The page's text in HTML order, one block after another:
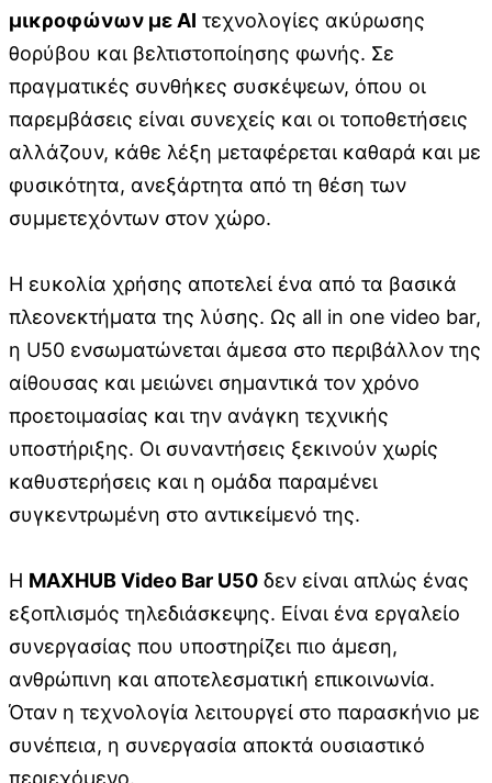
μικροφώνων με AI τεχνολογίες ακύρωσης
θορύβου και βελτιστοποίησης φωνής. Σε
πραγματικές συνθήκες συσκέψεων, όπου οι
παρεμβάσεις είναι συνεχείς και οι τοποθετήσεις
αλλάζουν, κάθε λέξη μεταφέρεται καθαρά και με
φυσικότητα, ανεξάρτητα από τη θέση των
συμμετεχόντων στον χώρο.
Η ευκολία χρήσης αποτελεί ένα από τα βασικά
πλεονεκτήματα της λύσης. Ως all in one video bar,
η U50 ενσωματώνεται άμεσα στο περιβάλλον της
αίθουσας και μειώνει σημαντικά τον χρόνο
προετοιμασίας και την ανάγκη τεχνικής
υποστήριξης. Οι συναντήσεις ξεκινούν χωρίς
καθυστερήσεις και η ομάδα παραμένει
συγκεντρωμένη στο αντικείμενό της.
Η MAXHUB Video Bar U50 δεν είναι απλώς ένας
εξοπλισμός τηλεδιάσκεψης. Είναι ένα εργαλείο
συνεργασίας που υποστηρίζει πιο άμεση,
ανθρώπινη και αποτελεσματική επικοινωνία.
Όταν η τεχνολογία λειτουργεί στο παρασκήνιο με
συνέπεια, η συνεργασία αποκτά ουσιαστικό
περιεχόμενο.